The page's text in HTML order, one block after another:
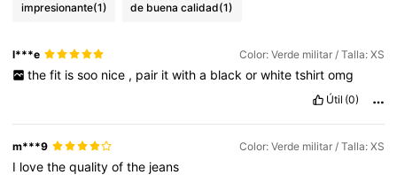
impresionante(1) de buena calidad(1)
l***e Color: Verde militar / Talla: XS
the fit is soo nice , pair it with a black or white tshirt omg
Útil (0)
m***9 Color: Verde militar / Talla: XS
I lovethequalityofthe jeans